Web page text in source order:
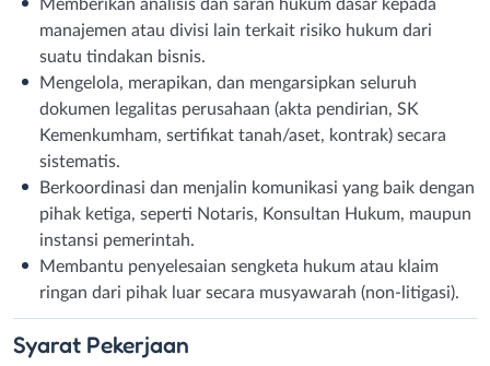
Memberikan analisis dan saran hukum dasar kepada
manajemen atau divisi lain terkait risiko hukum dari
suatu tindakan bisnis.
Mengelola, merapikan, dan mengarsipkan seluruh
dokumen legalitas perusahaan (akta pendirian, SK
Kemenkumham, sertifikat tanah/aset, kontrak) secara
sistematis.
Berkoordinasi dan menjalin komunikasi yang baik dengan
pihak ketiga, seperti Notaris, Konsultan Hukum, maupun
instansi pemerintah.
Membantu penyelesaian sengketa hukum atau klaim
ringan dari pihak luar secara musyawarah (non-litigasi).
Syarat Pekerjaan